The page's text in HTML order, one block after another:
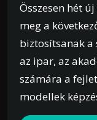
Összesen hét
meg a
biztosítsanak a
az ipar, az
számára a
modellek